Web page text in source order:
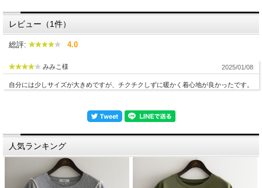
レビュー（1件）
総評: 4.0
みみこ様 2025/01/08
自分には少しサイズが大きめですが、チクチクしずに暖かく着心地が良かったです。
人気ランキング